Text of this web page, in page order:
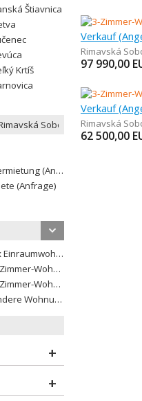
Štiavnica
Krtíš
(Angebot)
(Anfrage)
Wohnung
Wohnung
Wohnung
Rimavská
97 990,00
Rimavská
62 500,00